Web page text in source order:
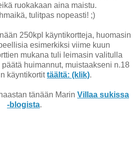
ruokakaan aina maistu.
tulitpas nopeasti! ;)
250kpl käyntikortteja, huomasin
esimerkiksi viime kuun
mukana tuli leimasin valitulla
huimannut, muistaakseni n.18
käyntikortittäältä: (klik).
tänään Marin Villaa sukissa
-blogista.